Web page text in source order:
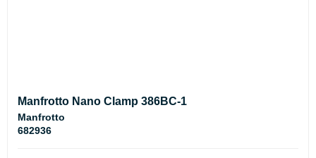
Manfrotto Nano Clamp 386BC-1
Manfrotto
682936